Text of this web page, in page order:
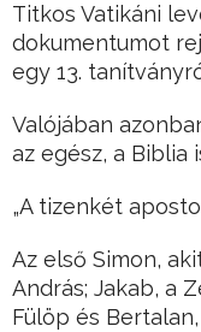
Titkos Vatikáni
dokumentumot
egy 13.
Valójában
az egész, a Biblia
„A tizenkét
Az első Simon,
András; Jakab, a
Fülöp és